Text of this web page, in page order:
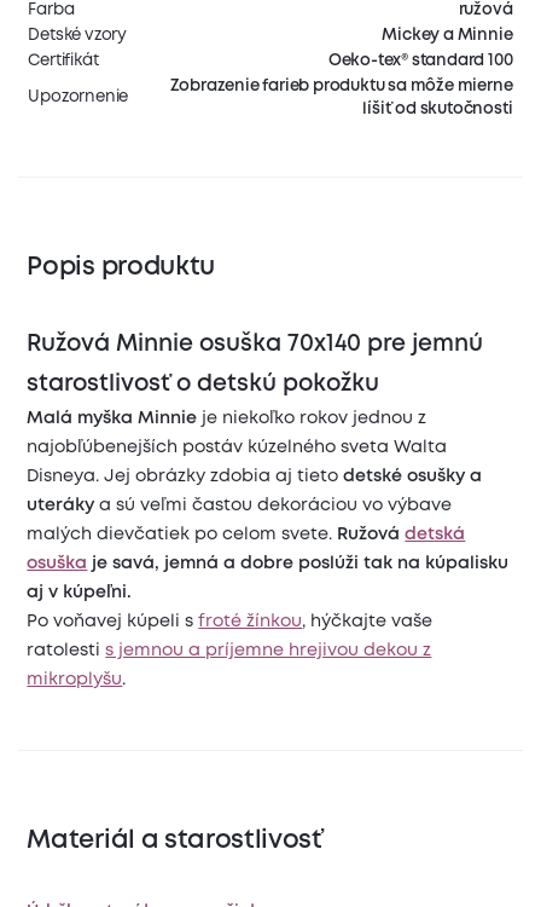
Farba
ružová
Detské vzory
Mickey a Minnie
Certifikát
Oeko-tex® standard 100
Upozornenie
Zobrazenie farieb produktu sa môže mierne
líšiť od skutočnosti
Popis produktu
Ružová Minnie osuška 70x140 pre jemnú
starostlivosť o detskú pokožku
Malá myška Minnie je niekoľko rokov jednou z
najobľúbenejších postáv kúzelného sveta Walta
Disneya. Jej obrázky zdobia aj tietodetské osušky a
uteráky a sú veľmi častou dekoráciou vo výbave
malých dievčatiek po celom svete. Ružovádetská
osuška
je savá, jemná a dobre poslúži tak na kúpalisku
aj v kúpeľni.
Po voňavej kúpeli sfroté žínkou, hýčkajte vaše
ratolestis jemnou a príjemne hrejivou dekou z
mikroplyšu.
Materiál a starostlivosť